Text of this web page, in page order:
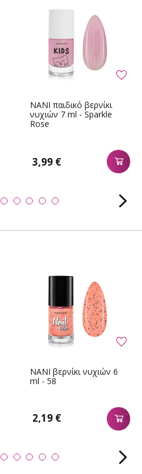
NANI παιδικό βερνίκι
νυχιών 7 ml - Sparkle
Rose
3,99 €
NANI βερνίκι νυχιών 6
ml - 58
2,19 €